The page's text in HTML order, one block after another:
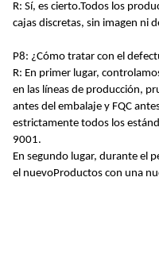
R: Sí, es cierto.Todos los
cajas discretas, sin imagen ni
P8: ¿Cómo tratar con el
R: En primer lugar,
en las líneas de producción,
antes del embalaje y FQC
estrictamente todos los
9001.
En segundo lugar, durante el
el nuevoProductos con una